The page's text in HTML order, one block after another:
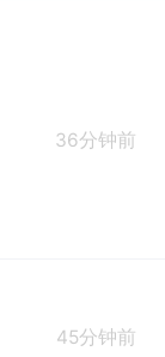
36分钟前
45分钟前